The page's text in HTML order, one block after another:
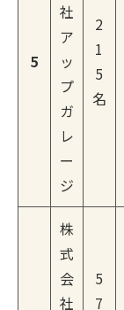
5
社
ア
ッ
プ
ガ
レ
ー
ジ
2
1
5
名
株
式
会
社
5
7